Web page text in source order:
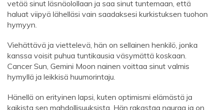
vetää sinut läsnäolollaan ja saa sinut tuntemaan, että
haluat viipyä lähelläsi vain saadaksesi kurkistuksen tuohon
hymyyn.
Viehättävä ja viettelevä, hän on sellainen henkilö, jonka
kanssa voisit puhua tuntikausia väsymättä koskaan.
Cancer Sun, Gemini Moon nainen voittaa sinut valmis
hymyllä ja leikkisä huumorintaju.
Hänellä on erityinen lapsi, kuten optimismi elämästä ja
kaikista sen mahdollisuuksista. Hän rakastaa nauraa ja on